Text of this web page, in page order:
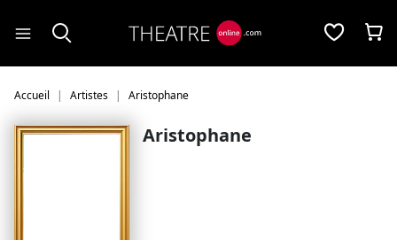
Accueil Artistes Aristophane
Aristophane